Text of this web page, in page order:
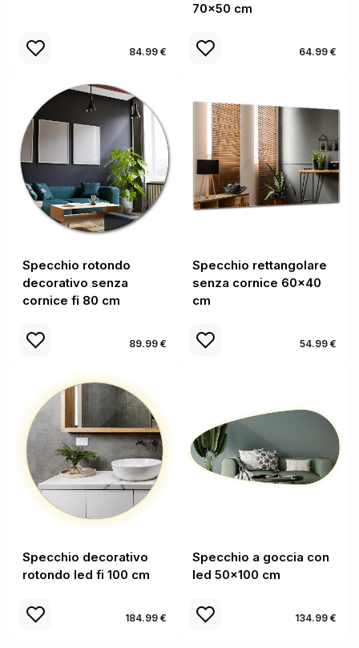
84.99 €
70x50 cm
64.99 €
Specchio rotondo
decorativo senza
cornice fi 80 cm
89.99 €
Specchio rettangolare
senza cornice 60x40
cm
54.99 €
Specchio decorativo
rotondo led fi 100 cm
184.99 €
Specchio a goccia con
led 50x100 cm
134.99 €